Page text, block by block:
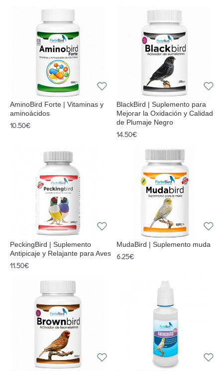
AminoBird Forte | Vitaminas y
aminoácidos
10.50€
BlackBird | Suplemento para
Mejorar la Oxidación y Calidad
de Plumaje Negro
14.50€
PeckingBird | Suplemento
Antipicaje y Relajante para Aves
11.50€
MudaBird | Suplemento muda
6.25€